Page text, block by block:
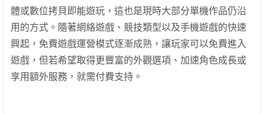
體或數位拷貝即能遊玩，這也是現時大部分單機作品仍沿
用的方式。隨著網絡遊戲、競技類型以及手機遊戲的快速
興起，免費遊戲運營模式逐漸成熟，讓玩家可以免費進入
遊戲，但若希望取得更豐富的外觀選項、加速角色成長或
享用額外服務，就需付費支持。